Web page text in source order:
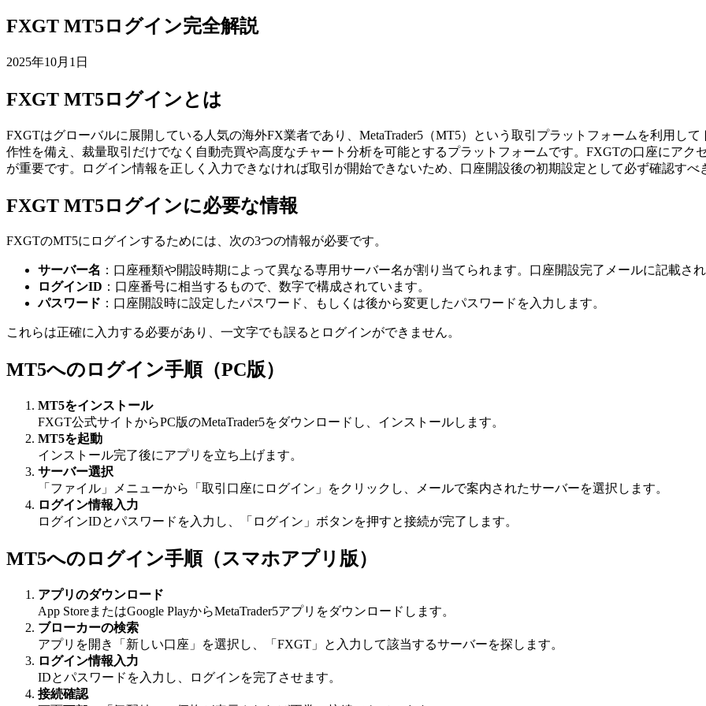
FXGT MT5ログイン完全解説
2025年10月1日
FXGT MT5ログインとは
FXGTはグローバルに展開している人気の海外FX業者であり、MetaTrader5（MT5）という取引プラットフォームを利用し
作性を備え、裁量取引だけでなく自動売買や高度なチャート分析を可能とするプラットフォームです。FXGTの口座にア
が重要です。ログイン情報を正しく入力できなければ取引が開始できないため、口座開設後の初期設定として必ず確認すべ
FXGT MT5ログインに必要な情報
FXGTのMT5にログインするためには、次の3つの情報が必要です。
サーバー名 ：口座種類や開設時期によって異なる専用サーバー名が割り当てられます。口座開設完了メールに記載さ
ログインID ：口座番号に相当するもので、数字で構成されています。
パスワード ：口座開設時に設定したパスワード、もしくは後から変更したパスワードを入力します。
これらは正確に入力する必要があり、一文字でも誤るとログインができません。
MT5へのログイン手順（PC版）
MT5をインストール
FXGT公式サイトからPC版のMetaTrader5をダウンロードし、インストールします。
MT5を起動
インストール完了後にアプリを立ち上げます。
サーバー選択
「ファイル」メニューから「取引口座にログイン」をクリックし、メールで案内されたサーバーを選択します。
ログイン情報入力
ログインIDとパスワードを入力し、「ログイン」ボタンを押すと接続が完了します。
MT5へのログイン手順（スマホアプリ版）
アプリのダウンロード
App StoreまたはGoogle PlayからMetaTrader5アプリをダウンロードします。
ブローカーの検索
アプリを開き「新しい口座」を選択し、「FXGT」と入力して該当するサーバーを探します。
ログイン情報入力
IDとパスワードを入力し、ログインを完了させます。
接続確認